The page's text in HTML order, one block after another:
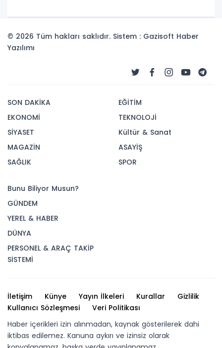
© 2026 Tüm hakları saklıdır. Sistem : Gazisoft Haber
Yazılımı
SON DAKİKA
EKONOMİ
SİYASET
MAGAZİN
SAĞLIK
EĞİTİM
TEKNOLOJİ
Kültür & Sanat
ASAYİŞ
SPOR
Bunu Biliyor Musun?
GÜNDEM
YEREL & HABER
DÜNYA
PERSONEL & ARAÇ TAKİP
SİSTEMİ
İletişim Künye Yayın İlkeleri Kurallar
Gizlilik
Kullanıcı Sözleşmesi
Veri Politikası
Haber içerikleri izin alınmadan, kaynak gösterilerek dahi
iktibas edilemez. Kanuna aykırı ve izinsiz olarak